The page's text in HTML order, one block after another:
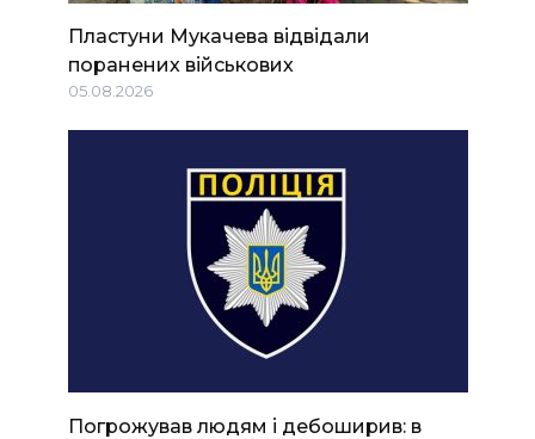
Пластуни Мукачева відвідали
поранених військових
05.08.2026
Погрожував людям і дебоширив: в